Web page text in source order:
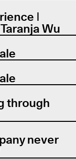
|
Wu
through
never